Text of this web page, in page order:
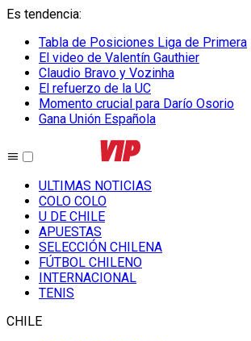
Es tendencia:
Tabla de Posiciones Liga de Primera
El video de Valentín Gauthier
Claudio Bravo y Vozinha
El refuerzo de la UC
Momento crucial para Darío Osorio
Gana Unión Española
ULTIMAS NOTICIAS
COLO COLO
U DE CHILE
APUESTAS
SELECCIÓN CHILENA
FÚTBOL CHILENO
INTERNACIONAL
TENIS
CHILE